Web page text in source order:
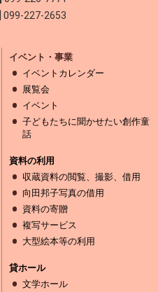
099-227-2653
イベント・事業
イベントカレンダー
展覧会
イベント
子どもたちに聞かせたい創作童
話
資料の利用
収蔵資料の閲覧、撮影、借用
向田邦子写真の借用
資料の寄贈
複写サービス
大型絵本等の利用
貸ホール
文学ホール